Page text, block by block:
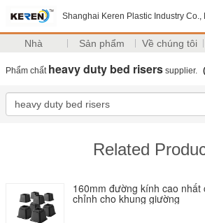
Shanghai Keren Plastic Industry Co.,
Nhà Sản phẩm Về chúng tôi
Phẩm chất heavy duty bed risers supplier.
Related
160mm đường kính cao
chỉnh cho khung giường